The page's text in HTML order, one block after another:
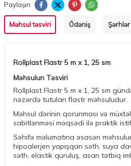
Paylaşın
Məhsul təsviri Ödəniş Şərhlər
Rollplast Flastr 5 m x 1, 25 sm
Məhsulun Təsviri
Rollplast Flastr 5 m x 1, 25 sm
nəzərdə tutulan flastr məhsuludur.
Məhsul dərinin qorunması və
sabitlənməsi məqsədi ilə praktik
Səhifə məlumatına əsasən
hipoalerjen yapışqan səth, suya
səth, elastik quruluş, asan tətbiq